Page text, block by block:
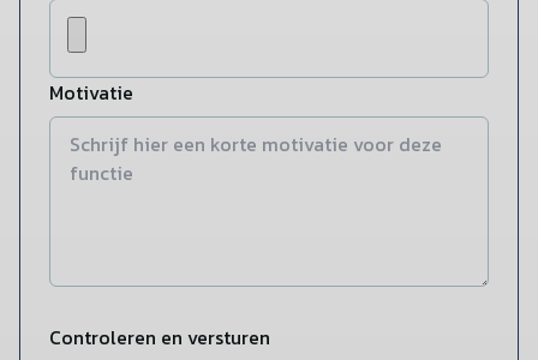
Motivatie
Controleren en versturen